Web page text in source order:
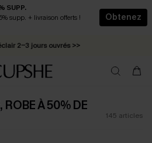
SUPP.
supp. + livraison offerts !
Obtenez
2-3 jours ouvrés >>
: -25% dès 4 achetés >>
ROBE À 50% DE
145 articles